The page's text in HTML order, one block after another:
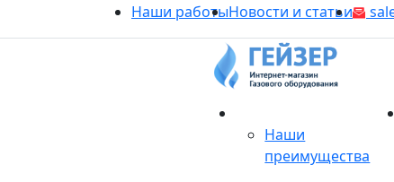
Наши работыНовости и статьи
Наши
преимущества